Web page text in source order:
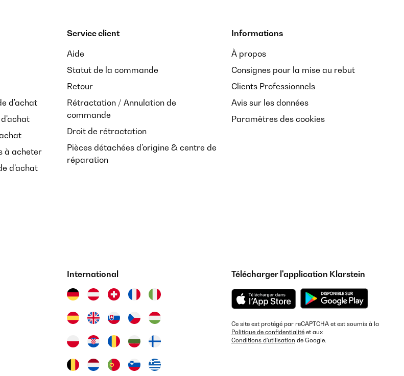
d'achat
à acheter
d'achat
Service client
Aide
Statut de la commande
Retour
Rétractation / Annulation de
commande
Droit de rétractation
Pièces détachées d'origine & centre de
réparation
Informations
À propos
Consignes pour la mise au rebut
Clients Professionnels
Avis sur les données
Paramètres des cookies
International Télécharger l'application Klarstein
Ce site est protégé par reCAPTCHA et est soumis à la
Politique de confidentialité et aux
Conditions d'utilisation de Google.